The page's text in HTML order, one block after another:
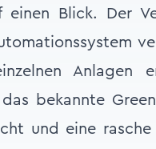
einen Blick. Der
Anlagen
bekannte
und eine